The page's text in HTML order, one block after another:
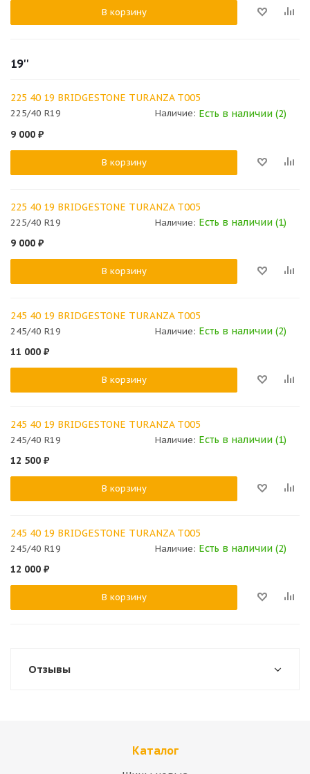
В корзину
19''
225 40 19 BRIDGESTONE TURANZA T005
225/40 R19 Наличие: Есть в наличии (2)
9 000 ₽
В корзину
225 40 19 BRIDGESTONE TURANZA T005
225/40 R19 Наличие: Есть в наличии (1)
9 000 ₽
В корзину
245 40 19 BRIDGESTONE TURANZA T005
245/40 R19 Наличие: Есть в наличии (2)
11 000 ₽
В корзину
245 40 19 BRIDGESTONE TURANZA T005
245/40 R19 Наличие: Есть в наличии (1)
12 500 ₽
В корзину
245 40 19 BRIDGESTONE TURANZA T005
245/40 R19 Наличие: Есть в наличии (2)
12 000 ₽
В корзину
Отзывы
Каталог